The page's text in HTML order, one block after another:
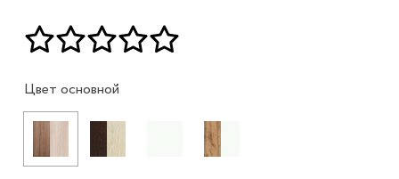
Цвет основной